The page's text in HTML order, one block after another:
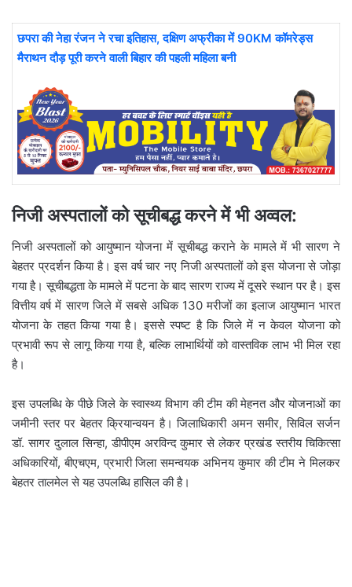
छपरा की नेहा रंजन ने रचा इतिहास, दक्षिण अफ्रीका में 90KM कॉमरेड्स
मैराथन दौड़ पूरी करने वाली बिहार की पहली महिला बनी
निजी अस्पतालों को सूचीबद्ध करने में भी अव्वल:
निजी अस्पतालों को आयुष्मान योजना में सूचीबद्ध कराने के मामले में भी सारण ने
बेहतर प्रदर्शन किया है। इस वर्ष चार नए निजी अस्पतालों को इस योजना से जोड़ा
गया है। सूचीबद्धता के मामले में पटना के बाद सारण राज्य में दूसरे स्थान पर है। इस
वित्तीय वर्ष में सारण जिले में सबसे अधिक 130 मरीजों का इलाज आयुष्मान भारत
योजना के तहत किया गया है। इससे स्पष्ट है कि जिले में न केवल योजना को
प्रभावी रूप से लागू किया गया है, बल्कि लाभार्थियों को वास्तविक लाभ भी मिल रहा
है।
इस उपलब्धि के पीछे जिले के स्वास्थ्य विभाग की टीम की मेहनत और योजनाओं का
जमीनी स्तर पर बेहतर क्रियान्वयन है। जिलाधिकारी अमन समीर, सिविल सर्जन
डॉ. सागर दुलाल सिन्हा, डीपीएम अरविन्द कुमार से लेकर प्रखंड स्तरीय चिकित्सा
अधिकारियों, बीएचएम, प्रभारी जिला समन्वयक अभिनय कुमार की टीम ने मिलकर
बेहतर तालमेल से यह उपलब्धि हासिल की है।